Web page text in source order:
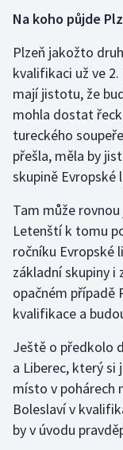
Short track
Sportovní střelba
Stolní tenis
Triatlon
Veslování
Vodní slalom
Volejbal
Ostatní
Na koho půjde
Plzeň jakožto
kvalifikaci už ve
mají jistotu, že
mohla dostat
tureckého
přešla, měla by
skupině Evropské
Tam může
Letenští k tomu
ročníku Evropské
základní skupiny i
opačném případě
kvalifikace a
Ještě o předkolo
a Liberec, který si
místo v pohárech
Boleslaví v
by v úvodu